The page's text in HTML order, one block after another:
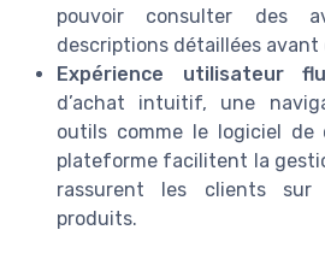
pouvoir consulter des
descriptions détaillées
Expérience utilisateur
d’achat intuitif, une
outils comme le logiciel de
plateforme facilitent la
rassurent les clients sur
produits.